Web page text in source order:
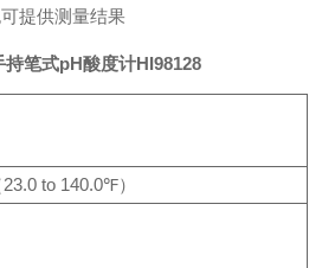
提供测量结果
持笔式pH酸度计HI98128
to 140.0℉）